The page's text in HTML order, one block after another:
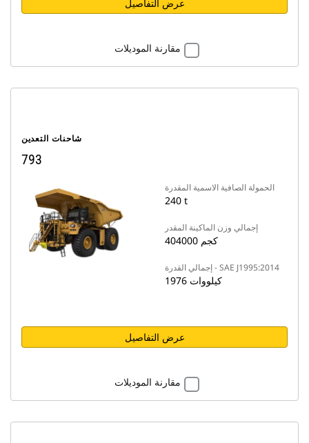
عرض التفاصيل
مقارنة الموديلات
شاحنات التعدين
793
الحمولة الصافية الاسمية المقدرة
240 t
إجمالي وزن الماكينة المقدر
404000 كجم
إجمالي القدرة - SAE J1995:2014
1976 كيلووات
عرض التفاصيل
مقارنة الموديلات